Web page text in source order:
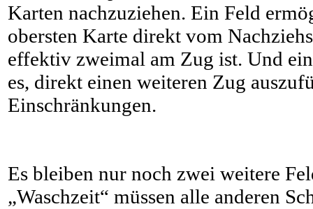
Karten nachzuziehen. Ein Feld
obersten Karte direkt vom
effektiv zweimal am Zug ist. Und
es, direkt einen weiteren Zug
Einschränkungen.
Es bleiben nur noch zwei weitere
„Waschzeit“ müssen alle anderen